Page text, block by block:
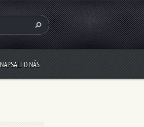
NAPSALI O NÁS